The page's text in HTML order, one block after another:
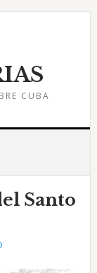
CUBA
Santo